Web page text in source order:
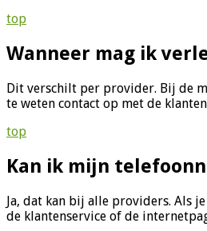
top
Wanneer mag ik
Dit verschilt per provider. Bij de
te weten contact op met de
top
Kan ik mijn
Ja, dat kan bij alle providers. Als
de klantenservice of de